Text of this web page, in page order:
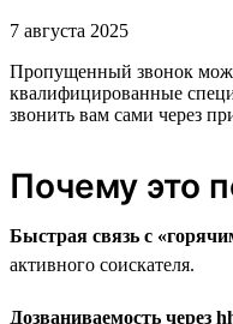
7 августа 2025
Пропущенный звонок
квалифицированные
звонить вам сами через
Почему это
Быстрая связь с
активного соискателя.
Дозваниваемость через